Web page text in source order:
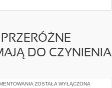
DO CZYNIENIA
LUDNOŚĆ
ZOSTAŁA WYŁĄCZONA